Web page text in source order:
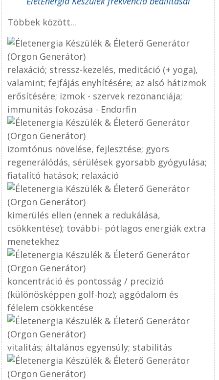
Többek között...
relaxáció; stressz-kezelés, meditáció (+ yoga),
valamint; fejfájás enyhítésére; az alsó hátizmok
erősítésére; izmok - szervek rezonanciája;
immunitás fokozása - Endorfin
izomtónus növelése, fejlesztése; gyors
regenerálódás, sérülések gyorsabb gyógyulása;
fiatalító hatások; relaxáció
kimerülés ellen (ennek a redukálása,
csökkentése); további- pótlagos energiák extra
menetekhez
koncentráció és pontosság / precizió
(különösképpen golf-hoz); aggódalom és
félelem csökkentése
vitalitás; általános egyensúly; stabilitás